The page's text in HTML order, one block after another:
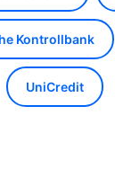
Kontrollbank
UniCredit